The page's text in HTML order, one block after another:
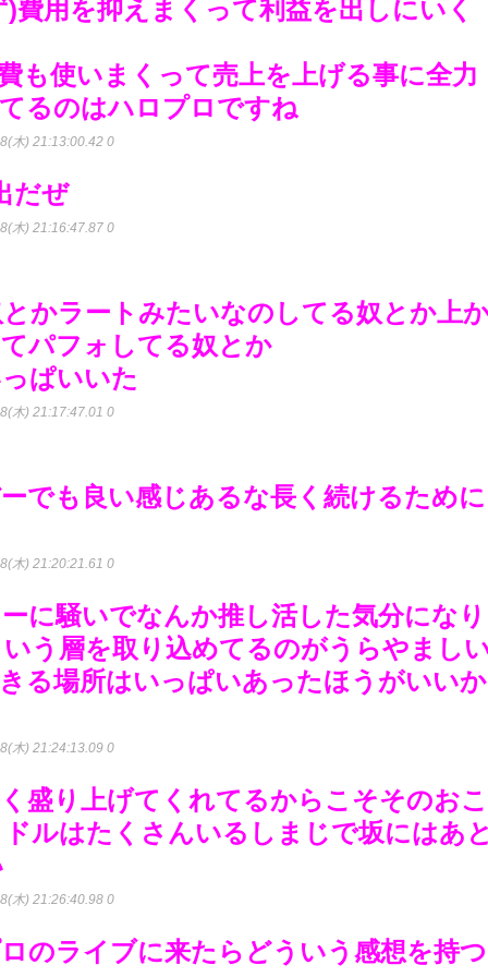
費用を抑えまくって利益を出しにいく
も使いまくって売上を上げる事に全力
るのはハロプロですね
木) 21:13:00.42 0
だぜ
木) 21:16:47.87 0
かラートみたいなのしてる奴とか上
パフォしてる奴とか
ぱいいた
木) 21:17:47.01 0
でも良い感じあるな長く続けるために
木) 21:20:21.61 0
に騒いでなんか推し活した気分になり
う層を取り込めてるのがうらやまし
る場所はいっぱいあったほうがいいか
木) 21:24:13.09 0
盛り上げてくれてるからこそそのおこ
ルはたくさんいるしまじで坂にはあ
木) 21:26:40.98 0
のライブに来たらどういう感想を持つ